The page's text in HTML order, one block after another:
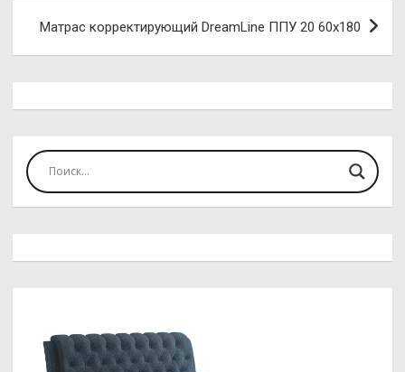
Матрас корректирующий DreamLine ППУ 20 60х180